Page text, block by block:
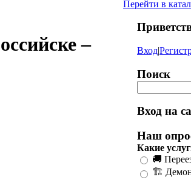
Перейти в
–
Вход|
Поиск
Вход на
Наш
Какие
🚚
🏗️